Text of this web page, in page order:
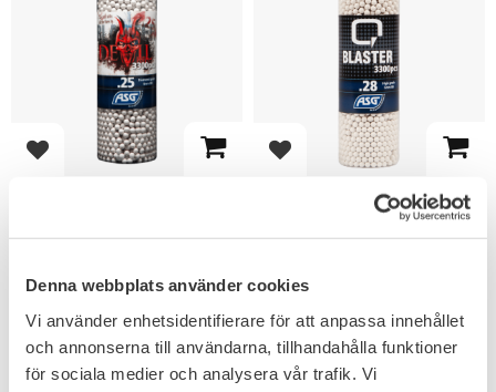
Denna webbplats använder cookies
Vi använder enhetsidentifierare för att anpassa innehållet
och annonserna till användarna, tillhandahålla funktioner
för sociala medier och analysera vår trafik. Vi
Lägg till i favoriter
159
Lägg till i favoriter
ASG Airsoft BB Q
Blaster 3300 kulor
179KR